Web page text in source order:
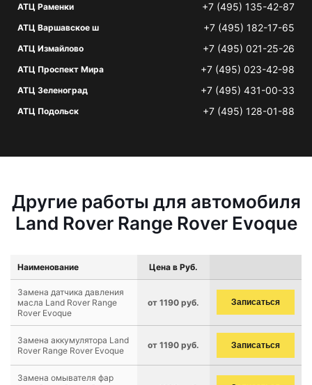
АТЦ Раменки +7 (495) 135-42-87
АТЦ Варшавское ш +7 (495) 182-17-65
АТЦ Измайлово +7 (495) 021-25-26
АТЦ Проспект Мира +7 (495) 023-42-98
АТЦ Зеленоград +7 (495) 431-00-33
АТЦ Подольск +7 (495) 128-01-88
Другие работы для автомобиля
Land Rover Range Rover Evoque
Наименование Цена в Руб.
Замена датчика давления
масла Land Rover Range
Rover Evoque
от 1190 руб. Записаться
Замена аккумулятора Land
Rover Range Rover Evoque
от 1190 руб. Записаться
Замена омывателя фар